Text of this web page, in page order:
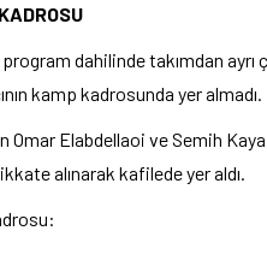
dahilinde takımdan ayrı
kamp kadrosunda yer almadı.
Omar Elabdellaoi ve Semih
alınarak kafilede yer aldı.